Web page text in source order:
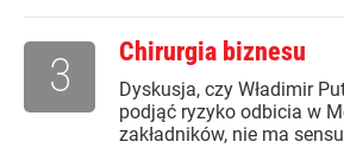
Chirurgia biznesu
Dyskusja, czy Władimir
podjąć ryzyko odbicia w
zakładników, nie ma
3